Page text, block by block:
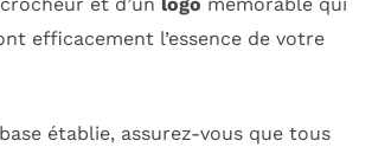
efficacement l’essence de votre
établie, assurez-vous que tous